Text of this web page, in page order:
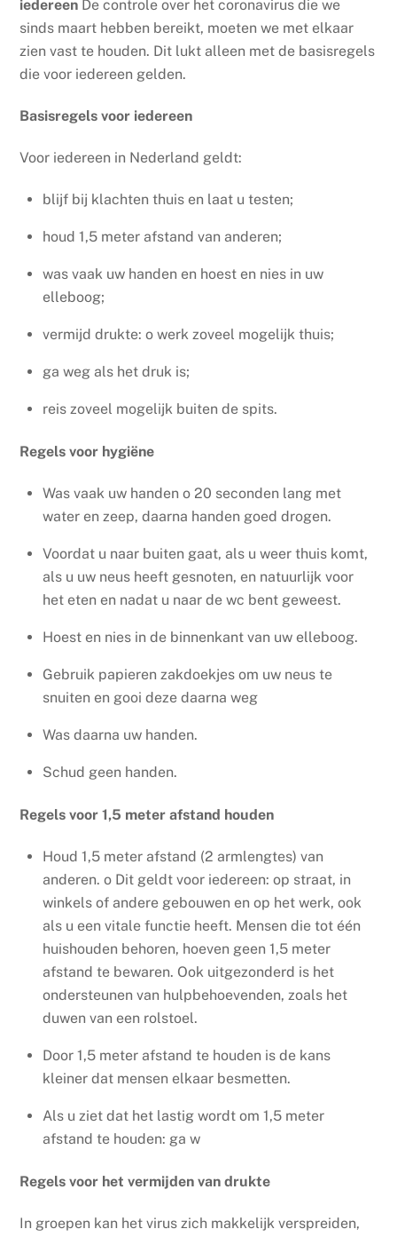
iedereen De controle over het coronavirus die we
sinds maart hebben bereikt, moeten we met elkaar
zien vast te houden. Dit lukt alleen met de basisregels
die voor iedereen gelden.
Basisregels voor iedereen
Voor iedereen in Nederland geldt:
blijf bij klachten thuis en laat u testen;
houd 1,5 meter afstand van anderen;
was vaak uw handen en hoest en nies in uw
elleboog;
vermijd drukte: o werk zoveel mogelijk thuis;
ga weg als het druk is;
reis zoveel mogelijk buiten de spits.
Regels voor hygiëne
Was vaak uw handen o 20 seconden lang met
water en zeep, daarna handen goed drogen.
Voordat u naar buiten gaat, als u weer thuis komt,
als u uw neus heeft gesnoten, en natuurlijk voor
het eten en nadat u naar de wc bent geweest.
Hoest en nies in de binnenkant van uw elleboog.
Gebruik papieren zakdoekjes om uw neus te
snuiten en gooi deze daarna weg
Was daarna uw handen.
Schud geen handen.
Regels voor 1,5 meter afstand houden
Houd 1,5 meter afstand (2 armlengtes) van
anderen. o Dit geldt voor iedereen: op straat, in
winkels of andere gebouwen en op het werk, ook
als u een vitale functie heeft. Mensen die tot één
huishouden behoren, hoeven geen 1,5 meter
afstand te bewaren. Ook uitgezonderd is het
ondersteunen van hulpbehoevenden, zoals het
duwen van een rolstoel.
Door 1,5 meter afstand te houden is de kans
kleiner dat mensen elkaar besmetten.
Als u ziet dat het lastig wordt om 1,5 meter
afstand te houden: ga w
Regels voor het vermijden van drukte
In groepen kan het virus zich makkelijk verspreiden,